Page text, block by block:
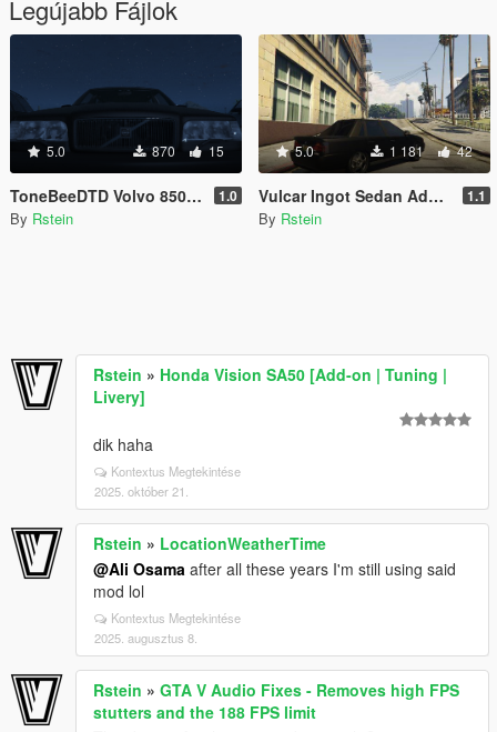
Legújabb Fájlok
5.0 870 15
ToneBeeDTD Volvo 850 (T-5)R mod tweaks 1.0
By Rstein
5.0 1 181 42
Vulcar Ingot Sedan Addon Version 1.1
By Rstein
Rstein » Honda Vision SA50 [Add-on | Tuning |
Livery]
dik haha
Kontextus Megtekintése
2025. október 21.
Rstein » LocationWeatherTime
@Ali Osama after all these years I'm still using said
mod lol
Kontextus Megtekintése
2025. augusztus 8.
Rstein » GTA V Audio Fixes - Removes high FPS
stutters and the 188 FPS limit